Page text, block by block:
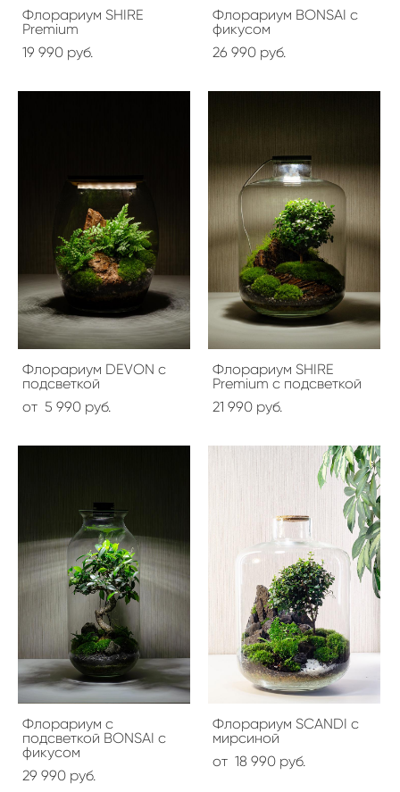
Флорариум SHIRE
Premium
19 990 pуб.
Флорариум BONSAI с
фикусом
26 990 pуб.
Флорариум DEVON с
подсветкой
от 5 990 pуб.
Флорариум SHIRE
Premium с подсветкой
21 990 pуб.
Флорариум с
подсветкой BONSAI с
фикусом
29 990 pуб.
Флорариум SCANDI с
мирсиной
от 18 990 pуб.